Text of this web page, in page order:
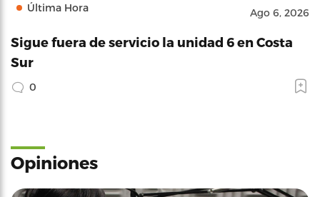
Última Hora Ago 6, 2026
Sigue fuera de servicio la unidad 6 en Costa
Sur
0
Opiniones